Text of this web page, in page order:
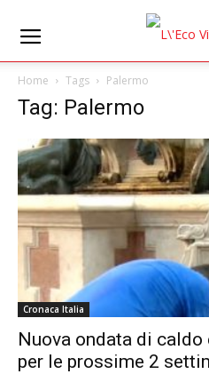
Home Tags Palermo
Tag: Palermo
Cronaca Italia
Nuova ondata di
per le prossime 2